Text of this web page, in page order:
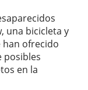
una bicicleta y
han ofrecido
posibles
en la